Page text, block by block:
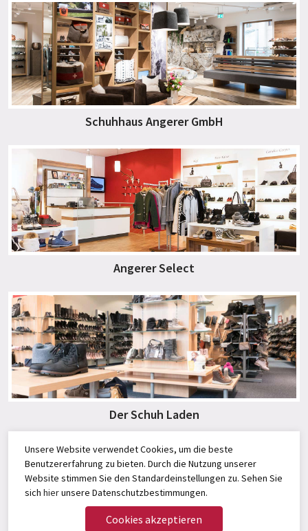
Schuhhaus Angerer GmbH
Angerer Select
Der Schuh Laden
Unsere Website verwendet Cookies, um die beste
Benutzererfahrung zu bieten. Durch die Nutzung unserer
Website stimmen Sie den Standardeinstellungen zu. Sehen Sie
sich hierunsere Datenschutzbestimmungen.